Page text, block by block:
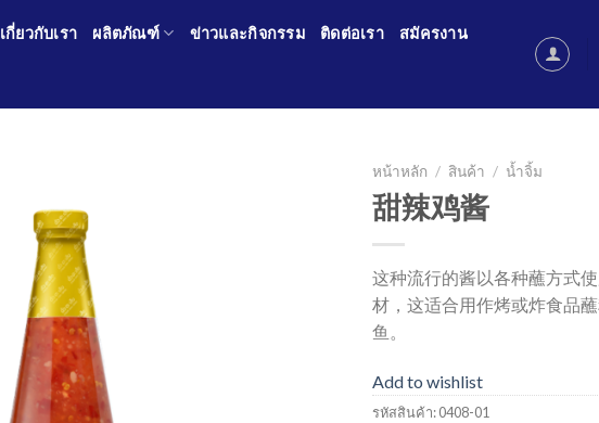
เกี่ยวกับเรา ผลิตภัณฑ์ ข่าวและกิจกรรม ติดต่อเรา สมัครงาน
หน้าหลัก / สินค้า / น้ำจิ้ม
甜辣鸡酱
这种流行的酱以各种蘸方式
材，这适合用作烤或炸食品
鱼。
Add to wishlist
รหัสสินค้า:0408-01